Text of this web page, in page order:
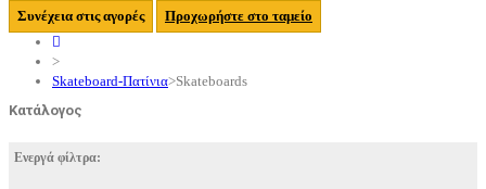
Συνέχεια στις αγορές
Προχωρήστε στο ταμείο
>
Skateboard-Πατίνια>Skateboards
Κατάλογος
Ενεργά φίλτρα: